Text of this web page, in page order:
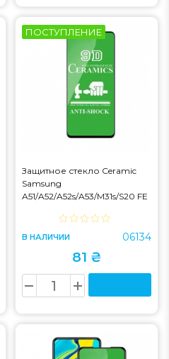
ПОСТУПЛЕНИЕ
Защитное стекло Ceramic
Samsung
A51/A52/A52s/A53/M31s/S20 FE
В НАЛИЧИИ 06134
81 ₴